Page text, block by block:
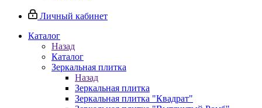
Личный кабинет
Каталог
Назад
Каталог
Зеркальная плитка
Назад
Зеркальная плитка
Зеркальная плитка "Квадрат"